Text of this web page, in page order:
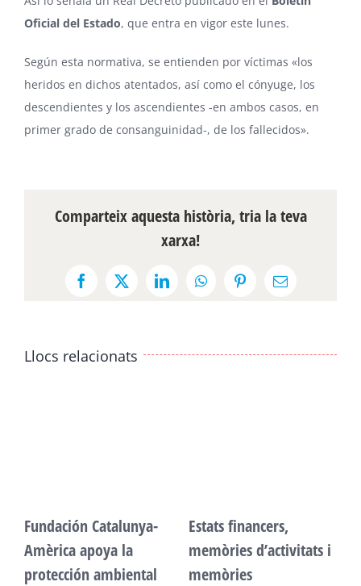
Oficial del Estado, que entra en vigor este lunes.
Según esta normativa, se entienden por víctimas «los
heridos en dichos atentados, así como el cónyuge, los
descendientes y los ascendientes -en ambos casos, en
primer grado de consanguinidad-, de los fallecidos».
Comparteix aquesta història, tria la teva
xarxa!
Facebook
X LinkedInWhatsAppPinterestEmail:
Llocs relacionats
Fundación Catalunya-
Amèrica apoya la
protección ambiental
Estats financers,
memòries d’activitats i
memòries